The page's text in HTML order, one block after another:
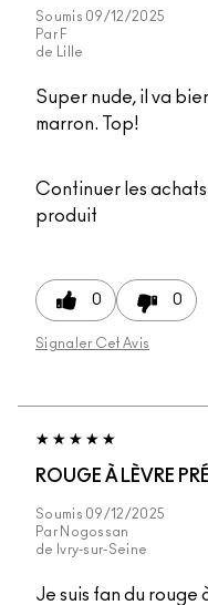
Soumis 09/12/2025
Par F
de
Lille
Super nude, il va
marron. Top!
Continuer les achats
produit
0 0
Signaler Cet Avis
ROUGE À LÈVRE
Soumis 09/12/2025
Par Nogossan
de Ivry-sur-Seine
Je suis fan du rouge